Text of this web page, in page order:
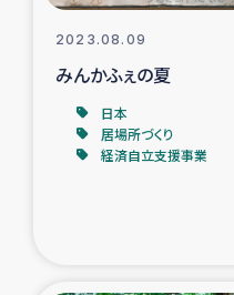
女性の生計向上を
2023.08.09
みんかふぇの夏
日本
居場所づくり
経済自立支援事業